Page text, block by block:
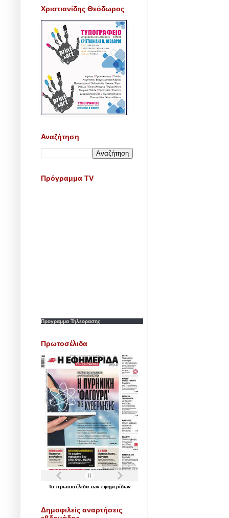
Χριστιανίδης Θεόδωρος
Αναζήτηση
Πρόγραμμα TV
Προγραμμα Τηλεορασης
Πρωτοσέλιδα
Τα πρωτοσέλιδα των εφημερίδων
Δημοφιλείς αναρτήσεις